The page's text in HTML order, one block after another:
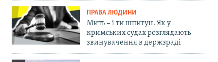
ПРАВА ЛЮДИНИ
Мить – і ти шпигун. Як у
кримських судах розглядають
звинувачення в держзраді